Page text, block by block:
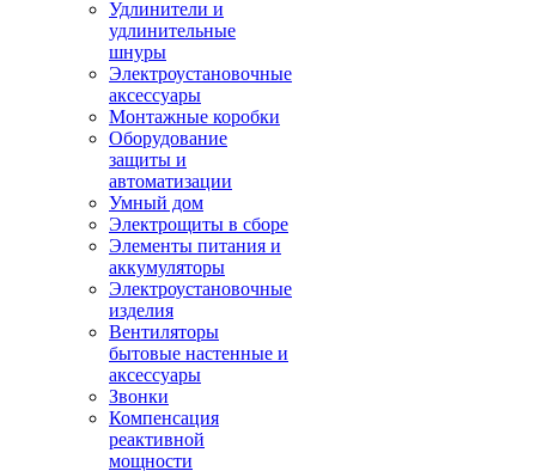
Удлинители и
удлинительные
шнуры
Электроустановочные
аксессуары
Монтажные коробки
Оборудование
защиты и
автоматизации
Умный дом
Электрощиты в сборе
Элементы питания и
аккумуляторы
Электроустановочные
изделия
Вентиляторы
бытовые настенные и
аксессуары
Звонки
Компенсация
реактивной
мощности